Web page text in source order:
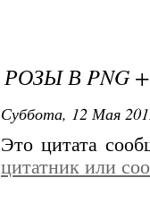
РОЗЫ В PNG
Суббота, 12 Мая
Это цитата
цитатник или